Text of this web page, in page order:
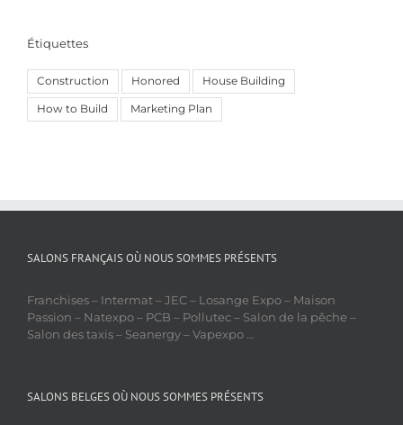
Étiquettes
Construction Honored House Building
How to Build Marketing Plan
SALONS FRANÇAIS OÙ NOUS SOMMES PRÉSENTS
Franchises – Intermat – JEC – Losange Expo – Maison
Passion – Natexpo – PCB – Pollutec – Salon de la pêche –
Salon des taxis – Seanergy – Vapexpo …
SALONS BELGES OÙ NOUS SOMMES PRÉSENTS